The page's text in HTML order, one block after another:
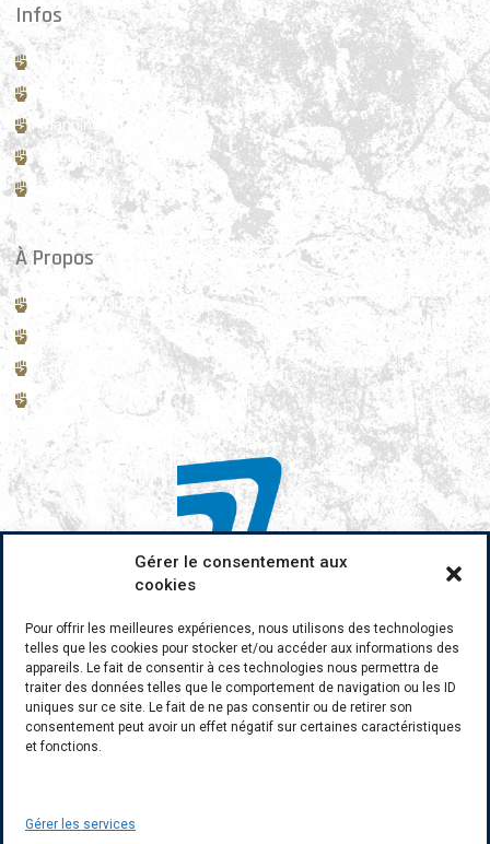
Gérer le consentement aux
cookies
Pour offrir les meilleures expériences, nous utilisons des technologies
telles que les cookies pour stocker et/ou accéder aux informations des
appareils. Le fait de consentir à ces technologies nous permettra de
traiter des données telles que le comportement de navigation ou les ID
uniques sur ce site. Le fait de ne pas consentir ou de retirer son
consentement peut avoir un effet négatif sur certaines caractéristiques
et fonctions.
Gérer les services
Infos
Contact
Tarifs
Planning
Règlement intérieur
Inscriptions
À Propos
La vie du club
Histoire
Enseignants
Blog